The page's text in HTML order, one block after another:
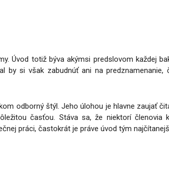
Úvod totiž býva akýmsi predslovom každej
si však zabudnúť ani na predznamenanie,
odborný štýl. Jeho úlohou je hlavne zaujať
časťou. Stáva sa, že niektorí členovia
práci, častokrát je práve úvod tým